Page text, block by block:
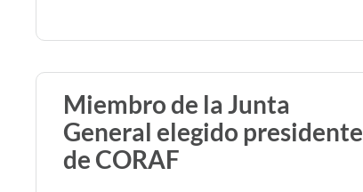
Miembro de la Junta
General elegido presidente
de CORAF